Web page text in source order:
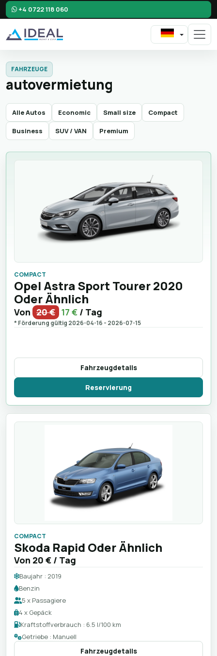
+4 0722 118 060
FAHRZEUGE
autovermietung
Alle Autos Economic Small size Compact
Business SUV / VAN Premium
COMPACT
Opel Astra Sport Tourer 2020
Oder Ähnlich
Von 20 € 17 € / Tag
* Förderung gültig 2026-04-16 - 2026-07-15
Fahrzeugdetails
Reservierung
COMPACT
Skoda Rapid Oder Ähnlich
Von 20 € / Tag
Baujahr : 2019
Benzin
5 x Passagiere
4 x Gepäck
Kraftstoffverbrauch : 6.5 l/100 km
Getriebe : Manuell
Fahrzeugdetails